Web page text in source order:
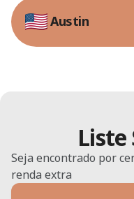
Austin
Liste
Seja encontrado por
renda extra